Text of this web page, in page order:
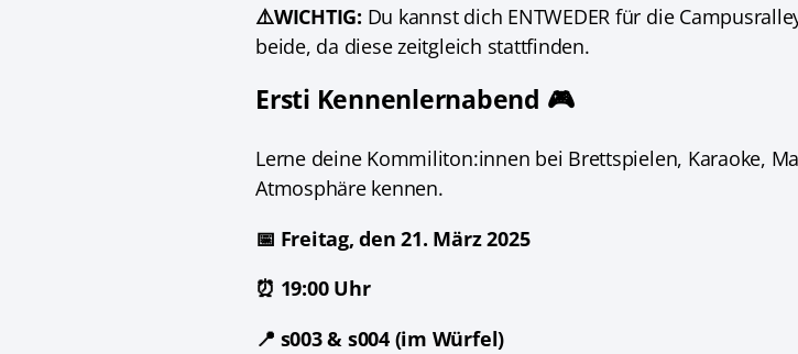
⚠️WICHTIG: Du kannst dich ENTWEDER für die
beide, da diese zeitgleich stattfinden.
Ersti Kennenlernabend 🎮
Lerne deine Kommiliton:innen bei Brettspielen, Karaoke,
Atmosphäre kennen.
📅 Freitag, den 21. März 2025
⏰ 19:00 Uhr
📍 s003 & s004 (im Würfel)